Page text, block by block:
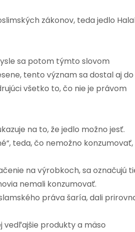
zákonov, teda jedlo
sa potom týmto slovom
tento význam sa dostal aj do
všetko to, čo nie je právom
na to, že jedlo možno jesť.
teda, čo nemožno konzumovať,
na výrobkoch, sa označujú
nemali konzumovať.
práva šaría, dali
vedľajšie produkty a mäso